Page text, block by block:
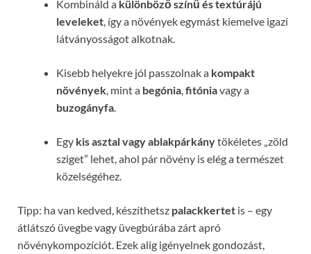
Kombináld a különböző színű és textúrájú
leveleket , így a növények egymást kiemelve igazi
látványosságot alkotnak.
Kisebb helyekre jól passzolnak a kompakt
növények , mint a begónia fitóniavagy a
buzogányfa
Egy kis asztal vagy ablakpárkánytökéletes „zöld
sziget” lehet, ahol pár növény is elég a természet
közelségéhez.
Tipp: ha van kedved, készíthetsz palackkertet is – egy
átlátszó üvegbe vagy üvegbúrába zárt apró
növénykompozíciót. Ezek alig igényelnek gondozást,